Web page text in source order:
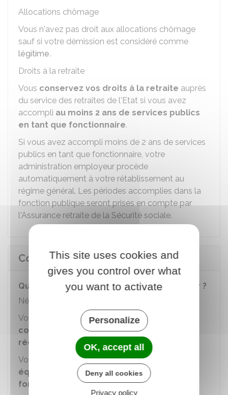
Allocations chômage
Vous n'avez pas droit aux allocations chômage
sauf si votre démission est considéré comme
légitime.
Droits à la retraite
Vous conservez vos droits à la retraite auprès
du service des retraites de l'Etat si vous avez
accompli au moins 2 ans de services publics
en tant que fonctionnaire.
Si vous avez accompli moins de 2 ans de services
publics en tant que fonctionnaire, votre
administration employeur procède
automatiquement à votre rétablissement au
régime général. Les périodes accomplies dans la
fonction publique seront prises en compte par
l'Assurance retraite de la Sécurité sociale.
Contractuel
Quelle est la procédure pour démissionner ?
Nécessité d'un écrit
Vous devez présenter votre démission
courrier recommandé avec accusé de
réception
Votre courrier doit exprimer votrevolonté non
équivoque de cesser définitivement vos
fonctions
This site uses cookies and
gives you control over what
you want to activate
Personalize
OK, accept all
Deny all cookies
Privacy policy